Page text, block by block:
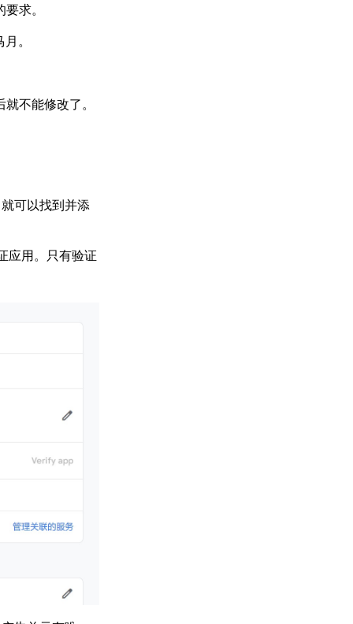
求。
。
不能修改了。
可以找到并添
应用。只有验证